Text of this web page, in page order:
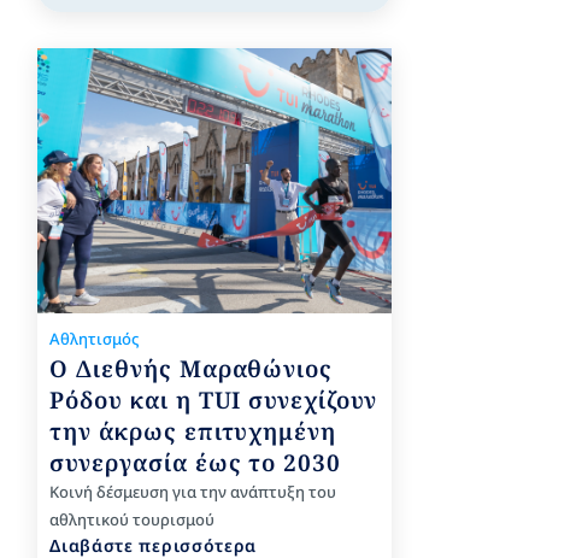
Αθλητισμός
Ο Διεθνής Μαραθώνιος
Ρόδου και η TUI συνεχίζουν
την άκρως επιτυχημένη
συνεργασία έως το 2030
Kοινή δέσμευση για την ανάπτυξη του
αθλητικού τουρισμού
Διαβάστε περισσότερα